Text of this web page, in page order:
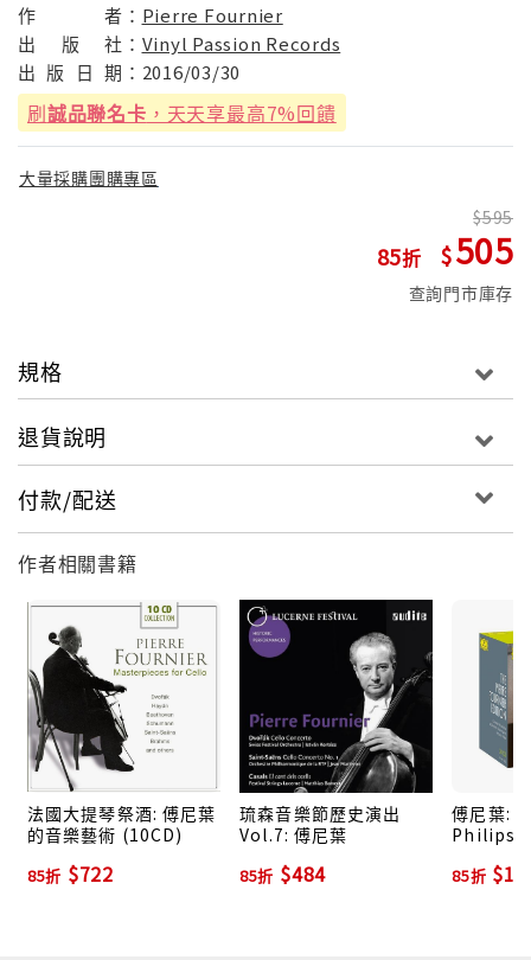
作 者： Pierre Fournier
出
版 社： Vinyl Passion Records
出 版 日 期： 2016/03/30
刷誠品聯名卡 ，天天享最高7%回饋
大量採購團購專區
85
595
505
查詢門市庫存
規格
退貨說明
付款/配送
作者相關書籍
法國大提琴祭酒: 傅尼葉
的音樂藝術 (10CD)
85折 $722
琉森音樂節歷史演出
Vol.7: 傅尼葉
85折 $484
傅尼葉:
Philips
85折